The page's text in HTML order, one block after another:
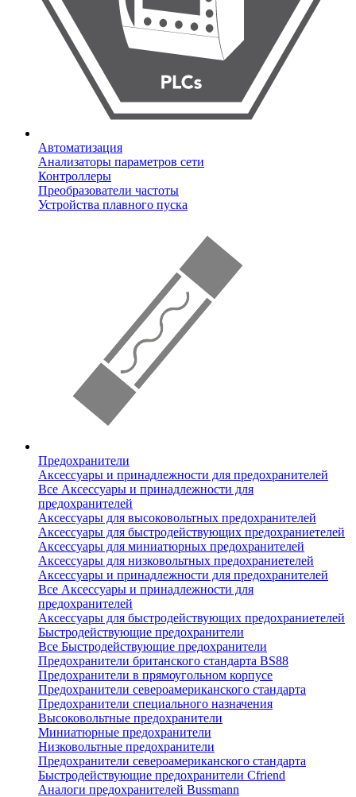
Автоматизация
Анализаторы параметров сети
Контроллеры
Преобразователи частоты
Устройства плавного пуска
Предохранители
Аксессуары и принадлежности для предохранителей
Все Аксессуары и принадлежности для
предохранителей
Аксессуары для высоковольтных предохранителей
Аксессуары для быстродействующих предохраниетелей
Аксессуары для миниатюрных предохранителей
Аксессуары для низковольтных предохраниетелей
Аксессуары и принадлежности для предохранителей
Все Аксессуары и принадлежности для
предохранителей
Аксессуары для быстродействующих предохраниетелей
Быстродействующие предохранители
Все Быстродействующие предохранители
Предохранители британского стандарта BS88
Предохранители в прямоугольном корпусе
Предохранители североамериканского стандарта
Предохранители специального назначения
Высоковольтные предохранители
Миниатюрные предохранители
Низковольтные предохранители
Предохранители североамериканского стандарта
Быстродействующие предохранители Cfriend
Аналоги предохранителей Bussmann